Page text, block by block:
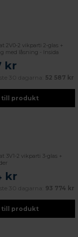
2V0-2 vikparti 2-glas +
med låsning - Insida
kr
30 dagarna: 52 587 kr
till produkt
3V1-2 vikparti 3-glas +
kr
30 dagarna: 93 774 kr
till produkt